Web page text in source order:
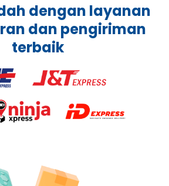
dengan layanan
dan pengiriman
terbaik